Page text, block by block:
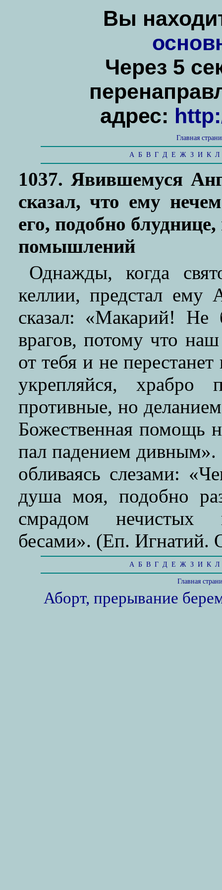
Вы
Через 5
адрес:
Главная
А Б В Г Д Е Ж З И К Л
1037. Явившемуся
сказал, что ему
его, подобно
помышлений
Однажды, когда
келлии, предстал ему
сказал: «Макарий! Не
врагов, потому что
от тебя и не
укрепляйся, храбро
противные, но
Божественная помощь
пал падением
обливаясь слезами:
душа моя, подобно
смрадом нечистых
бесами». (Еп.
А Б В Г Д Е Ж З И К Л
Главная
Аборт, прерывание